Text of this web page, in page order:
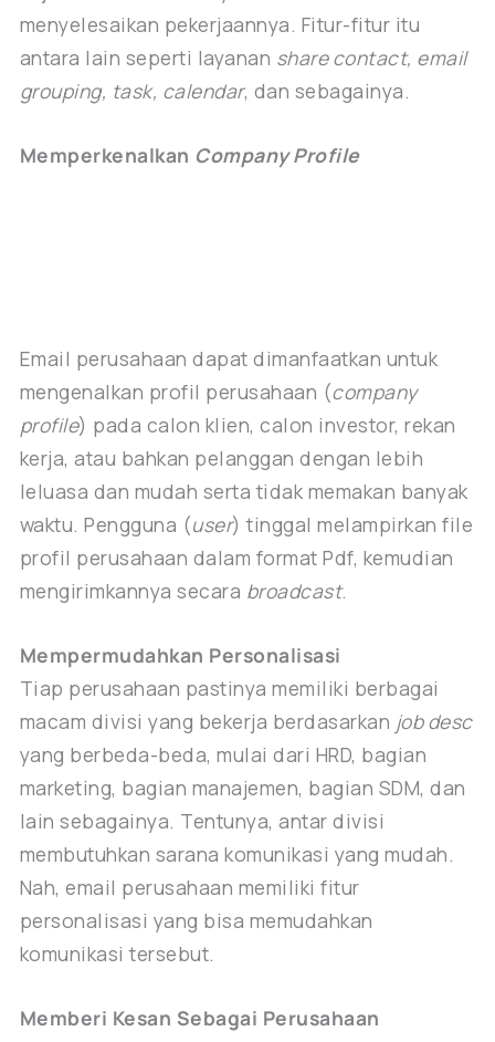
menyelesaikan pekerjaannya. Fitur-fitur itu
antara lain seperti layanan share contact, email
grouping, task, calendar, dan sebagainya.
Memperkenalkan Company Profile
Email perusahaan dapat dimanfaatkan untuk
mengenalkan profil perusahaan (company
profile) pada calon klien, calon investor, rekan
kerja, atau bahkan pelanggan dengan lebih
leluasa dan mudah serta tidak memakan banyak
waktu. Pengguna (user) tinggal melampirkan file
profil perusahaan dalam format Pdf, kemudian
mengirimkannya secara broadcast.
Mempermudahkan Personalisasi
Tiap perusahaan pastinya memiliki berbagai
macam divisi yang bekerja berdasarkan job desc
yang berbeda-beda, mulai dari HRD, bagian
marketing, bagian manajemen, bagian SDM, dan
lain sebagainya. Tentunya, antar divisi
membutuhkan sarana komunikasi yang mudah.
Nah, email perusahaan memiliki fitur
personalisasi yang bisa memudahkan
komunikasi tersebut.
Memberi Kesan Sebagai Perusahaan